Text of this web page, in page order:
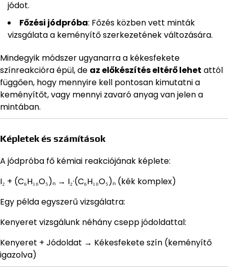
jódot.
Főzési jódpróba: Főzés közben vett minták
vizsgálata a keményítő szerkezetének változására.
Mindegyik módszer ugyanarra a kékesfekete
színreakcióra épül, de az előkészítés eltérő lehet attól
függően, hogy mennyire kell pontosan kimutatni a
keményítőt, vagy mennyi zavaró anyag van jelen a
mintában.
Képletek és számítások
A jódpróba fő kémiai reakciójának képlete:
I₂ + (C₆H₁₀O₅)ₙ → I₂·(C₆H₁₀O₅)ₙ (kék komplex)
Egy példa egyszerű vizsgálatra:
Kenyeret vizsgálunk néhány csepp jódoldattal:
Kenyeret + Jódoldat → Kékesfekete szín (keményítő
igazolva)